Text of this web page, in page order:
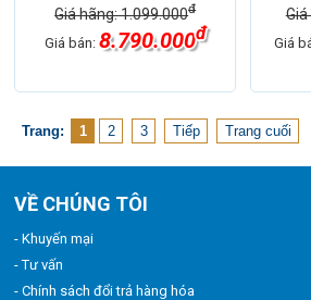
Giá hãng: 1.099.000đ
Giá bán: 8.790.000đ Giá
Trang: 1 2 3 Tiếp Trang cuối
VỀ CHÚNG TÔI
- Khuyến mại
- Tư vấn
- Chính sách đổi trả hàng hóa